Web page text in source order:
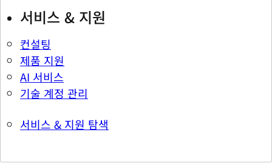
서비스 & 지원
컨설팅
제품 지원
AI 서비스
기술 계정 관리
서비스 & 지원 탐색